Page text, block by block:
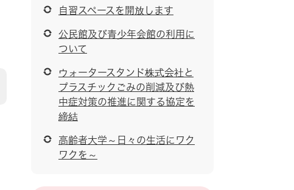
自習スペースを開放します
公民館及び青少年会館の利用に
ついて
ウォータースタンド株式会社と
プラスチックごみの削減及び熱
中症対策の推進に関する協定を
締結
高齢者大学～日々の生活にワク
ワクを～